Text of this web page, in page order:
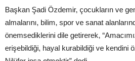
Başkan Şadi Özdemir, çocukların ve
almalarını, bilim, spor ve sanat
önemsediklerini dile getirerek,
erişebildiği, hayal kurabildiği ve kendini